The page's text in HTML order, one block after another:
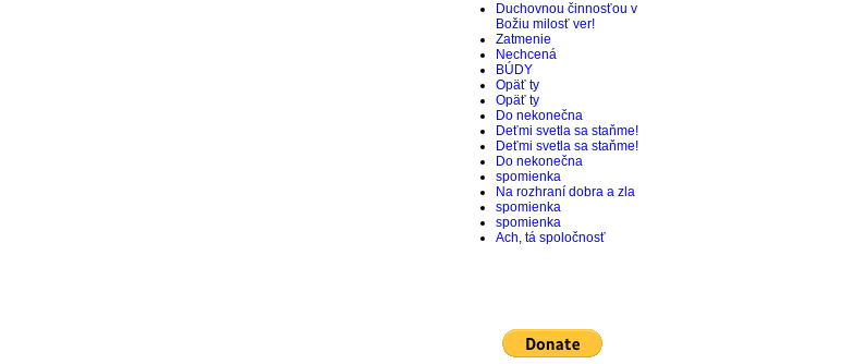
Duchovnou činnosťou v
Božiu milosť ver!
Zatmenie
Nechcená
BÚDY
Opäť ty
Opäť ty
Do nekonečna
Deťmi svetla sa staňme!
Deťmi svetla sa staňme!
Do nekonečna
spomienka
Na rozhraní dobra a zla
spomienka
spomienka
Ach, tá spoločnosť